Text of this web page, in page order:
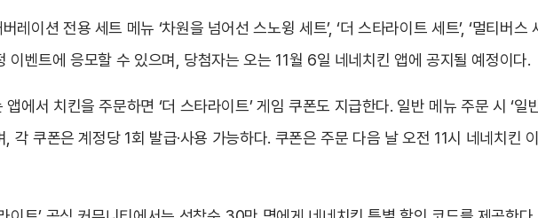
레이션 전용 세트 메뉴 ‘차원을 넘어선 스노윙 세트’, ‘더 스타라이트 세트’, ‘멀티버
이벤트에 응모할 수 있으며, 당첨자는 오는 11월 6일 네네치킨 앱에 공지될 예정이다.
에서 치킨을 주문하면 ‘더 스타라이트’ 게임 쿠폰도 지급한다. 일반 메뉴 주문 시 ‘일
, 각 쿠폰은 계정당 1회 발급·사용 가능하다. 쿠폰은 주문 다음 날 오전 11시 네네치킨